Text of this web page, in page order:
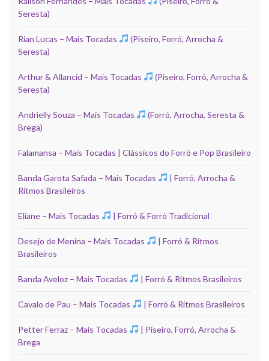
Seresta)
Rian Lucas – Mais Tocadas
(Piseiro, Forró, Arrocha &
Seresta)
Arthur & Allancid – Mais Tocadas
(Piseiro, Forró, Arrocha &
Seresta)
Andrielly Souza – Mais Tocadas
(Forró, Arrocha, Seresta &
Brega)
Falamansa – Mais Tocadas | Clássicos do Forró e Pop Brasileiro
Banda Garota Safada – Mais Tocadas
| Forró, Arrocha &
Ritmos Brasileiros
Eliane – Mais Tocadas | Forró & Forró Tradicional
Desejo de Menina – Mais Tocadas
| Forró & Ritmos
Brasileiros
Banda Aveloz – Mais Tocadas | Forró & Ritmos Brasileiros
Cavalo de Pau – Mais Tocadas | Forró & Ritmos Brasileiros
Petter Ferraz – Mais Tocadas
| Piseiro, Forró, Arrocha &
Brega